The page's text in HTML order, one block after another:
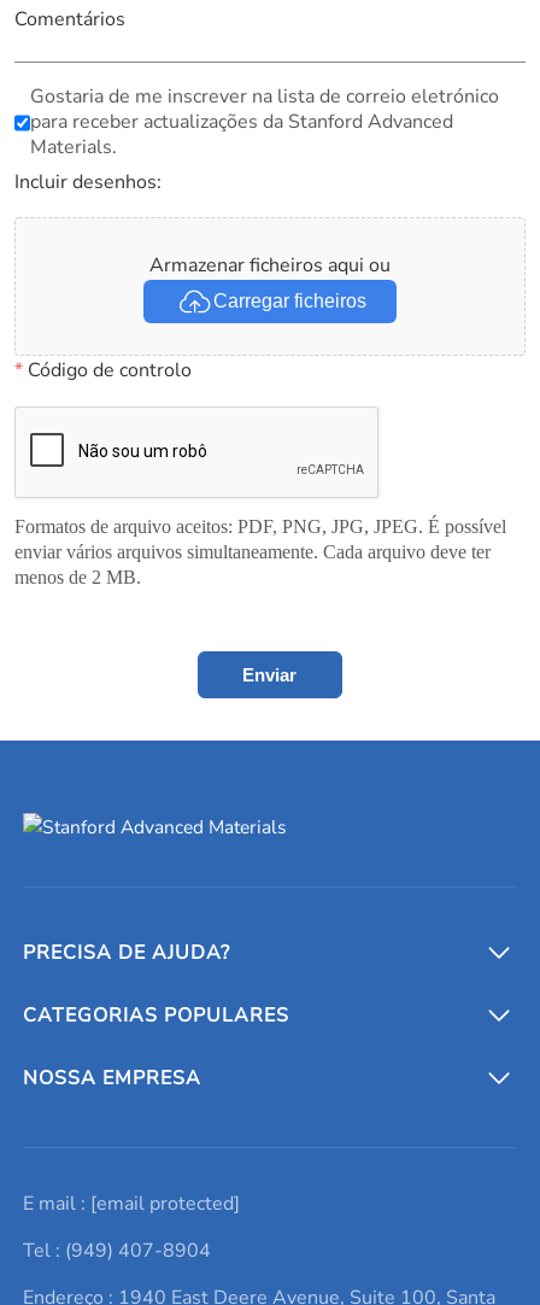
Comentários
Gostaria de me inscrever na lista de correio eletrónico
para receber actualizações da Stanford Advanced
Materials.
Incluir desenhos:
Armazenar ficheiros aqui ou
Carregar ficheiros
*Código de controlo
Formatos de arquivo aceitos: PDF, PNG, JPG, JPEG. É possível
enviar vários arquivos simultaneamente. Cada arquivo deve ter
menos de 2 MB.
Enviar
PRECISA DE AJUDA?
Conversores e calculadoras
Entre em contato conosco
Lista de consultas
Termos e Condições
CATEGORIAS POPULARES
Metais refratários
Elementos de terras raras
Alvos de pulverização catódica
NOSSA EMPRESA
Promoções atuais
Notícias e blogs
E mail : [email protected]
Tel : (949) 407-8904
Endereço : 1940 East Deere Avenue, Suite 100, Santa